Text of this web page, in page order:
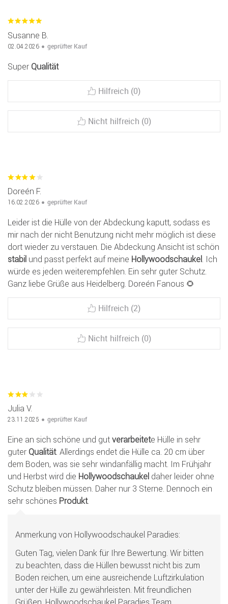
Susanne B.
02.04.2026 geprüfter Kauf
Super Qualität
Hilfreich (0)
Nicht hilfreich (0)
Doreén F.
16.02.2026 geprüfter Kauf
Leider ist die Hülle von der Abdeckung kaputt, sodass es
mir nach der nicht Benutzung nicht mehr möglich ist diese
dort wieder zu verstauen. Die Abdeckung Ansicht ist schön
stabil und passt perfekt auf meine Hollywoodschaukel . Ich
würde es jeden weiterempfehlen. Ein sehr guter Schutz.
Ganz liebe Grüße aus Heidelberg. Doreén Fanous 🌻
Hilfreich (2)
Nicht hilfreich (0)
Julia V.
23.11.2025 geprüfter Kauf
Eine an sich schöne und gut verarbeitete Hülle in sehr
guter Qualität. Allerdings endet die Hülle ca. 20 cm über
dem Boden, was sie sehr windanfällig macht. Im Frühjahr
und Herbst wird die Hollywoodschaukel daher leider ohne
Schutz bleiben müssen. Daher nur 3 Sterne. Dennoch ein
sehr schönes Produkt.
Anmerkung von Hollywoodschaukel Paradies:
Guten Tag, vielen Dank für Ihre Bewertung. Wir bitten
zu beachten, dass die Hüllen bewusst nicht bis zum
Boden reichen, um eine ausreichende Luftzirkulation
unter der Hülle zu gewährleisten. Mit freundlichen